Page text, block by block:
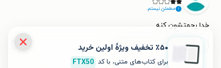
مطمئن نیستم.
خدا رحمتشون کنه
مفید بود (۱) مفید نبود ۰ ٪۵۰ تخفیف ویژۀ اولین خرید
برای کتاب‌های متنی، با کد FTX50